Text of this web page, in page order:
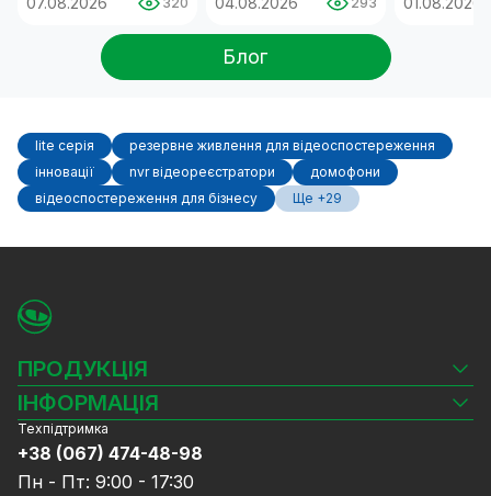
Блог
lite серія
резервне живлення для відеоспостереження
інновації
nvr відеореєстратори
домофони
відеоспостереження для бізнесу
Ще +29
ПРОДУКЦІЯ
Камери відеоспостереження
Відеореєстратори
Комплекти відеоспостереження
СКУД
ІНФОРМАЦІЯ
Блог
Доставка та оплата
Гарантія та Сервісне обслуговування
Техпідтримка
+38 (067) 474-48-98
Пн - Пт: 9:00 - 17:30